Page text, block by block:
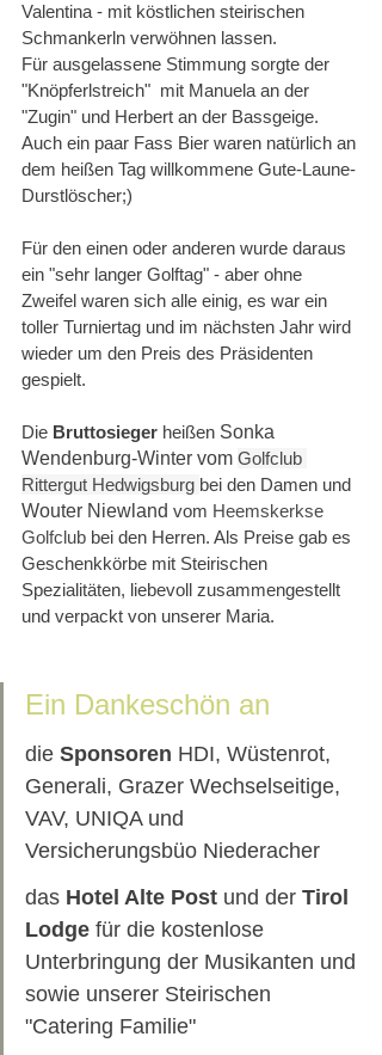
Valentina - mit köstlichen steirischen
Schmankerln verwöhnen lassen.
Für ausgelassene Stimmung sorgte der
"Knöpferlstreich"  mit Manuela an der
"Zugin" und Herbert an der Bassgeige.
Auch ein paar Fass Bier waren natürlich an
dem heißen Tag willkommene Gute-Laune-
Durstlöscher;)
Für den einen oder anderen wurde daraus
ein "sehr langer Golftag" - aber ohne
Zweifel waren sich alle einig, es war ein
toller Turniertag und im nächsten Jahr wird
wieder um den Preis des Präsidenten
gespielt.
Die Bruttosieger heißen Sonka
Wendenburg-Winter vom Golfclub
Rittergut Hedwigsburg bei den Damen und
Wouter Niewland vom Heemskerkse
Golfclub bei den Herren. Als Preise gab es
Geschenkkörbe mit Steirischen
Spezialitäten, liebevoll zusammengestellt
und verpackt von unserer Maria.
Ein Dankeschön an
die Sponsoren HDI, Wüstenrot,
Generali, Grazer Wechselseitige,
VAV, UNIQA und
Versicherungsbüo Niederacher
das Hotel Alte Post und der Tirol
Lodge für die kostenlose
Unterbringung der Musikanten und
sowie unserer Steirischen
"Catering Familie"